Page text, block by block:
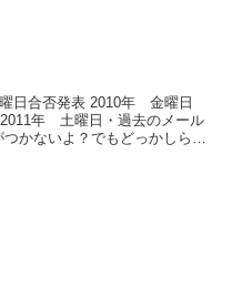
日合否発表 2010年 金曜日
年 土曜日・過去のメール
かないよ？でもどっかしらで